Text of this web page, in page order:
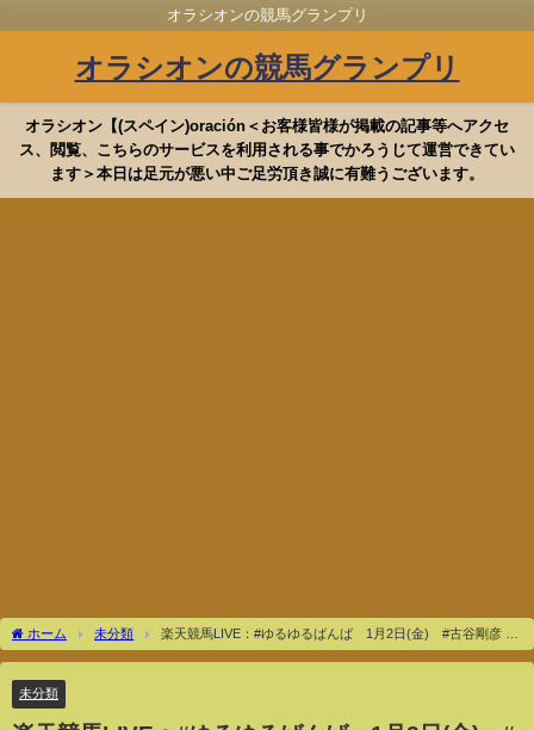
オラシオンの競馬グランプリ
オラシオンの競馬グランプリ
オラシオン【(スペイン)oración＜お客様皆様が掲載の記事等へアクセ
ス、閲覧、こちらのサービスを利用される事でかろうじて運営できてい
ます＞本日は足元が悪い中ご足労頂き誠に有難うございます。
ホーム 未分類
楽天競馬LIVE：#ゆるゆるばんば 1月2日(金) #古谷剛彦 #
稲富菜穂 #小木茂光 #藤田菜七子（元JRA騎手）
未分類